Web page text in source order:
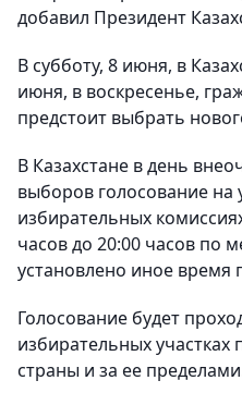
добавил Президент
В субботу, 8 июня, в
июня, в воскресенье,
предстоит выбрать
В Казахстане в день
выборов голосование на
избирательных
часов до 20:00 часов по
установлено иное время
Голосование будет
избирательных участках
страны и за ее